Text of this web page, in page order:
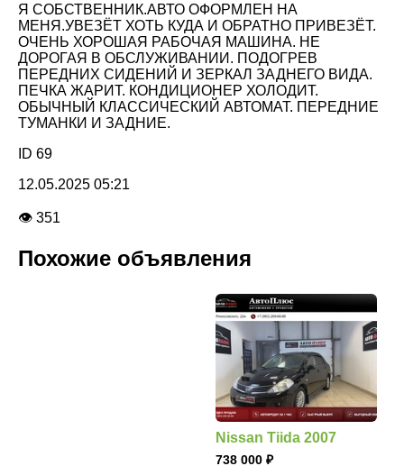
Я СОБСТВЕННИК.АВТО ОФОРМЛЕН НА
МЕНЯ.УВЕЗЁТ ХОТЬ КУДА И ОБРАТНО ПРИВЕЗЁТ.
ОЧЕНЬ ХОРОШАЯ РАБОЧАЯ МАШИНА. НЕ
ДОРОГАЯ В ОБСЛУЖИВАНИИ. ПОДОГРЕВ
ПЕРЕДНИХ СИДЕНИЙ И ЗЕРКАЛ ЗАДНЕГО ВИДА.
ПЕЧКА ЖАРИТ. КОНДИЦИОНЕР ХОЛОДИТ.
ОБЫЧНЫЙ КЛАССИЧЕСКИЙ АВТОМАТ. ПЕРЕДНИЕ
ТУМАНКИ И ЗАДНИЕ.
ID 69
12.05.2025 05:21
👁 351
Похожие объявления
Nissan Tiida 2007
738 000